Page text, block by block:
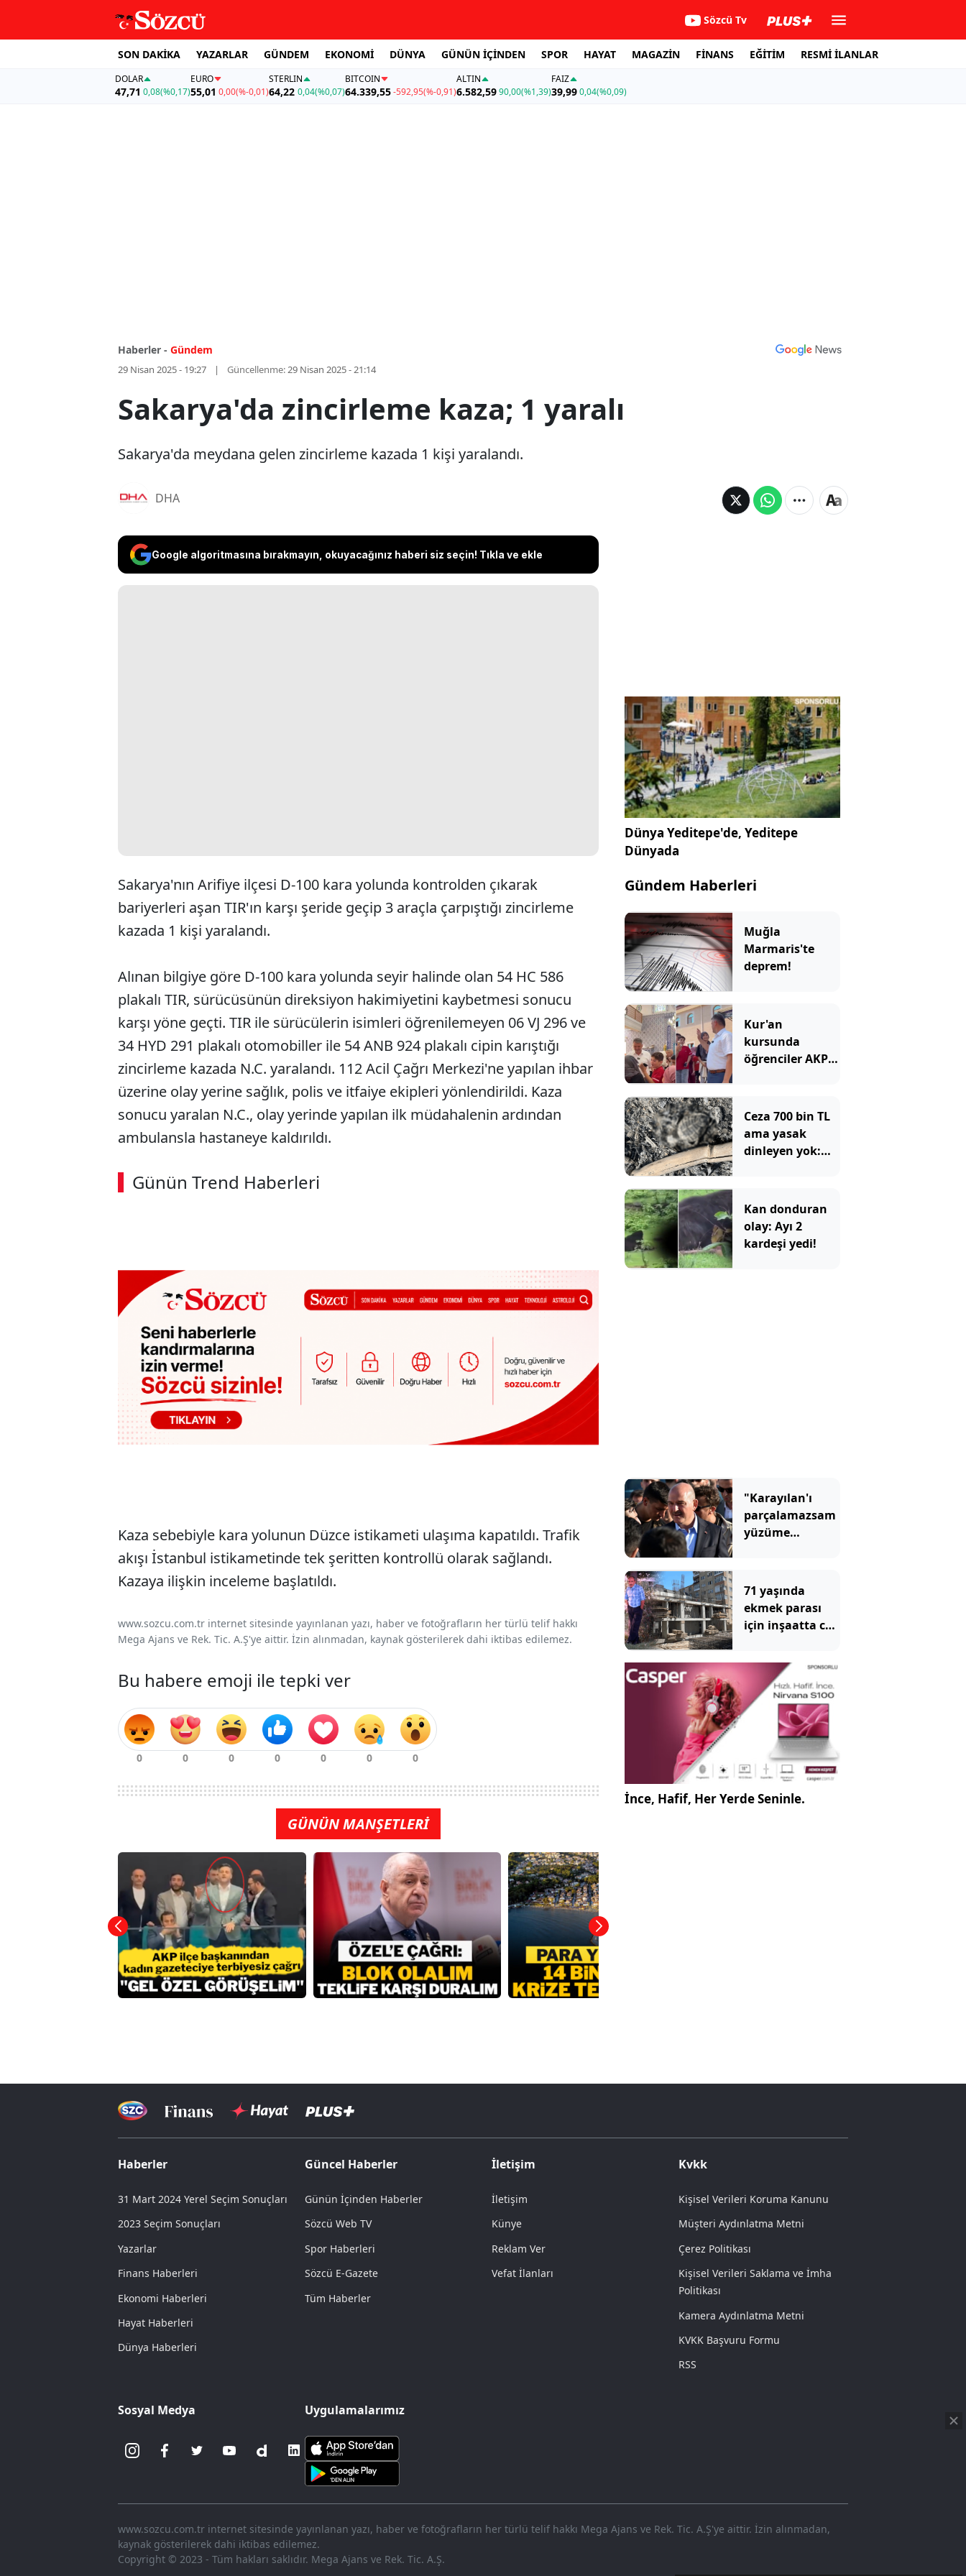
Sözcü Tv
SON DAKİKA YAZARLAR GÜNDEM EKONOMİ DÜNYA GÜNÜN İÇİNDEN SPOR HAYAT MAGAZİN FİNANS EĞİTİM RESMİ İLANLAR
DOLAR
47,71 0,08(%0,17)
EURO
55,01 0,00(%-0,01)
STERLIN
64,22 0,04(%0,07)
BITCOIN
64.339,55-592,95(%-0,91)
ALTIN
6.582,5990,00(%1,39)
FAİZ
39,990,04(%0,09)
Haberler - Gündem
29 Nisan 2025 - 19:27 Güncellenme:29 Nisan 2025 - 21:14
Sakarya'da zincirleme kaza; 1 yaralı
Sakarya'da meydana gelen zincirleme kazada 1 kişi yaralandı.
DHA
Google algoritmasına bırakmayın, okuyacağınız haberi siz seçin! Tıkla ve ekle
Sakarya'nın Arifiye ilçesi D-100 kara yolunda kontrolden çıkarak
bariyerleri aşan TIR'ın karşı şeride geçip 3 araçla çarpıştığı zincirleme
kazada 1 kişi yaralandı.
Alınan bilgiye göre D-100 kara yolunda seyir halinde olan 54 HC 586
plakalı TIR, sürücüsünün direksiyon hakimiyetini kaybetmesi sonucu
karşı yöne geçti. TIR ile sürücülerin isimleri öğrenilemeyen 06 VJ 296 ve
34 HYD 291 plakalı otomobiller ile 54 ANB 924 plakalı cipin karıştığı
zincirleme kazada N.C. yaralandı. 112 Acil Çağrı Merkezi'ne yapılan ihbar
üzerine olay yerine sağlık, polis ve itfaiye ekipleri yönlendirildi. Kaza
sonucu yaralan N.C., olay yerinde yapılan ilk müdahalenin ardından
ambulansla hastaneye kaldırıldı.
Günün Trend Haberleri
Aç
10.67%
Kaza sebebiyle kara yolunun Düzce istikameti ulaşıma kapatıldı. Trafik
akışı İstanbul istikametinde tek şeritten kontrollü olarak sağlandı.
Kazaya ilişkin inceleme başlatıldı.
www.sozcu.com.tr internet sitesinde yayınlanan yazı, haber ve fotoğrafların her türlü telif hakkı
Mega Ajans ve Rek. Tic. A.Ş'ye aittir. İzin alınmadan, kaynak gösterilerek dahi iktibas edilemez.
Bu habere emoji ile tepki ver
GÜNÜN MANŞETLERİ
Dünya Yeditepe'de, Yeditepe
Dünyada
Gündem Haberleri
Muğla
Marmaris'te
deprem!
Kur'an
kursunda
öğrenciler AKP'li
istedi
Ceza 700 bin TL
ama yasak
dinleyen yok:
yavrusu öldü
Kan donduran
olay: Ayı 2
kardeşi yedi!
"Karayılan'ı
parçalamazsam
yüzüme
Yasa'nın ilk
imzacısı oldu
71 yaşında
ekmek parası
için inşaatta can
İnce, Hafif, Her Yerde Seninle.
Haberler
31 Mart 2024 Yerel Seçim Sonuçları
2023 Seçim Sonuçları
Yazarlar
Finans Haberleri
Ekonomi Haberleri
Hayat Haberleri
Dünya Haberleri
Güncel Haberler
Günün İçinden Haberler
Sözcü Web TV
Spor Haberleri
Sözcü E-Gazete
Tüm Haberler
İletişim
İletişim
Künye
Reklam Ver
Vefat İlanları
Kvkk
Kişisel Verileri Koruma Kanunu
Müşteri Aydınlatma Metni
Çerez Politikası
Kişisel Verileri Saklama ve İmha
Politikası
Kamera Aydınlatma Metni
KVKK Başvuru Formu
RSS
Sosyal Medya Uygulamalarımız
www.sozcu.com.tr internet sitesinde yayınlanan yazı, haber ve fotoğrafların her türlü telif hakkı Mega Ajans ve Rek. Tic. A.Ş'ye aittir. İzin alınmadan,
kaynak gösterilerek dahi iktibas edilemez.
Copyright © 2023 - Tüm hakları saklıdır. Mega Ajans ve Rek. Tic. A.Ş.